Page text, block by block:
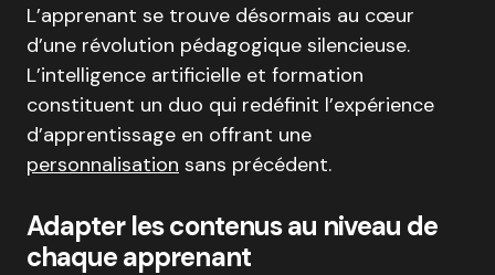
L’apprenant se trouve désormais au cœur
d’une révolution pédagogique silencieuse.
L’intelligence artificielle et formation
constituent un duo qui redéfinit l’expérience
d’apprentissage en offrant une
personnalisation sans précédent.
Adapter les contenus au niveau de
chaque apprenant